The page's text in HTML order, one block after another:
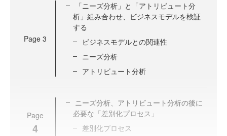
Page 3
「ニーズ分析」と「アトリビュート分
析」組み合わせ、ビジネスモデルを検証
する
ビジネスモデルとの関連性
ニーズ分析
アトリビュート分析
Page
4
ニーズ分析、アトリビュート分析の後に
必要な「差別化プロセス」
差別化プロセス